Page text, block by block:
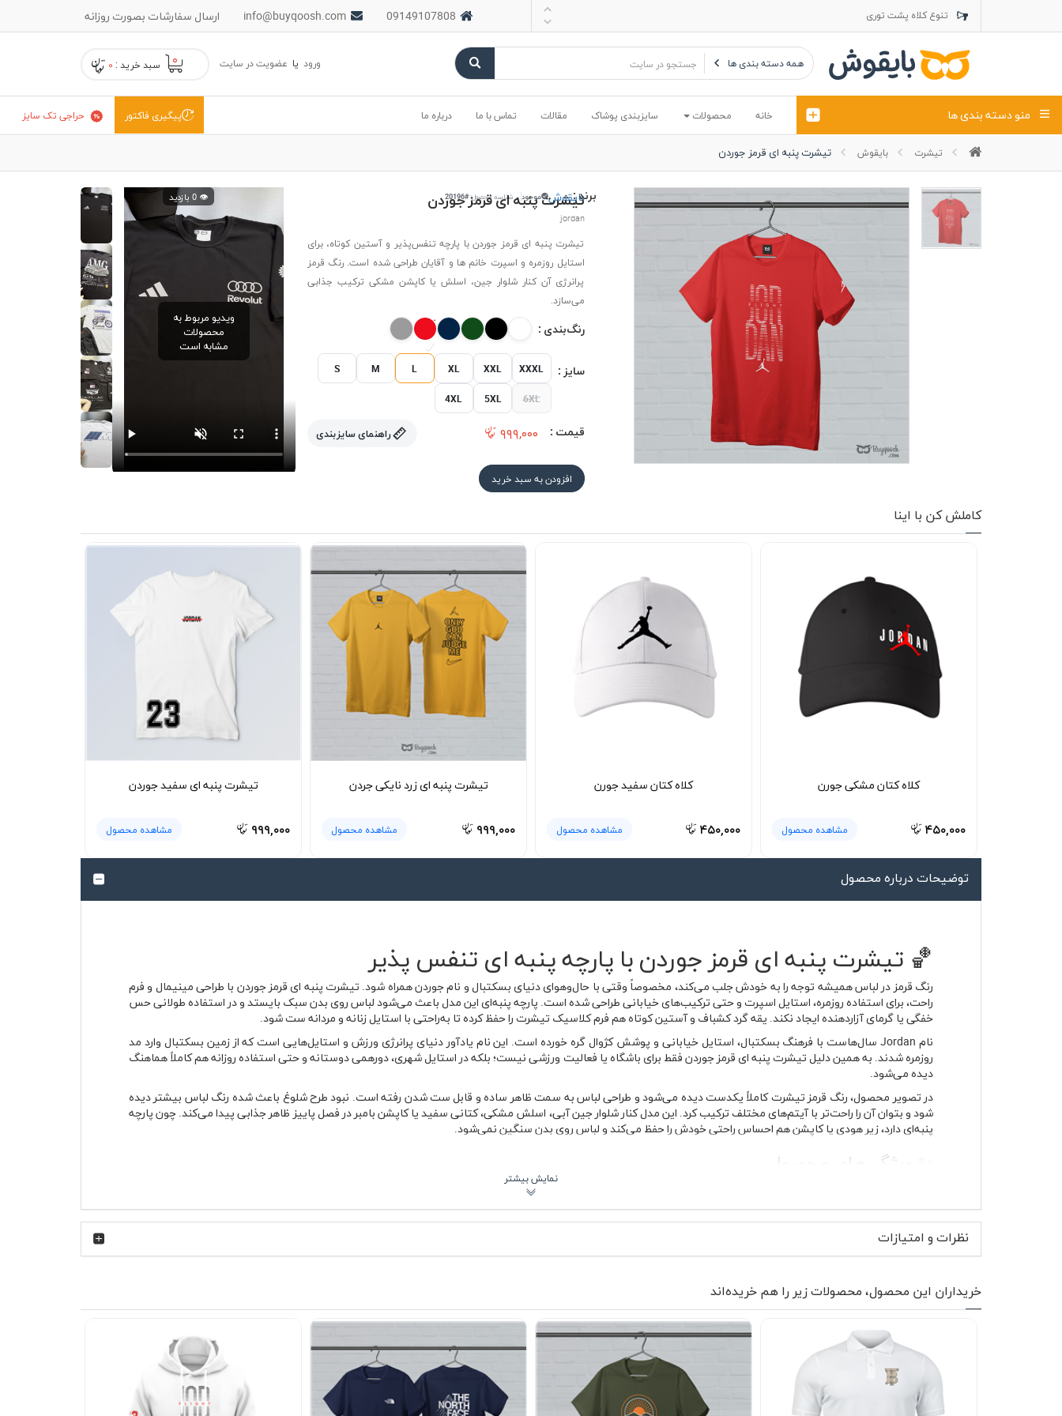
تنوع کلاه پشت توری
تنوع کلاه کتان
تنوع تراول ماک
ارسال سفارشات بصورت روزانه info@buyqoosh.com 09149107808
همه دسته بندی ها ۰ سبد خرید : ۰ ورود یا عضویت در سایت
حراجی تک سایز پیگیری فاکتور خانه محصولات سایزبندی پوشاک مقالات تماس با ما درباره ما منو دسته بندی ها
تیشرت بایقوش تیشرت پنبه ای قرمز جوردن
تیشرت پنبه ای قرمز جوردن
jordan
برند :بایقوش موجود شناسه محصول:#20196
تیشرت پنبه ای قرمز جوردن با پارچه تنفس‌پذیر و آستین کوتاه، برای
استایل روزمره و اسپرت خانم ها و آقایان طراحی شده است. رنگ قرمز
پرانرژی آن کنار شلوار جین، اسلش یا کاپشن مشکی ترکیب جذابی
می‌سازد.
رنگ‌بندی :
سایز : S M L XL XXL XXXL
4XL 5XL 6XL
قیمت : ۹۹۹,۰۰۰ راهنمای سایزبندی
افزودن به سبد خرید
👁️ 0 بازدید
ویدیو مربوط به
محصولات
مشابه است
کاملش کن با اینا
کلاه کتان مشکی جورن
۴۵۰,۰۰۰ مشاهده محصول
کلاه کتان سفید جورن
۴۵۰,۰۰۰ مشاهده محصول
تیشرت پنبه ای زرد نایکی جردن
۹۹۹,۰۰۰ مشاهده محصول
تیشرت پنبه ای سفید جوردن
۹۹۹,۰۰۰ مشاهده محصول
توضیحات درباره محصول
🏀 تیشرت پنبه ای قرمز جوردن با پارچه پنبه ای تنفس پذیر
رنگ قرمز در لباس همیشه توجه را به خودش جلب می‌کند، مخصوصاً وقتی با حال‌وهوای دنیای بسکتبال و نام جوردن همراه شود. تیشرت پنبه ای قرمز جوردن با طراحی مینیمال و فرم
راحت، برای استفاده روزمره، استایل اسپرت و حتی ترکیب‌های خیابانی طراحی شده است. پارچه پنبه‌ای این مدل باعث می‌شود لباس روی بدن سبک بایستد و در استفاده طولانی حس
خفگی یا گرمای آزاردهنده ایجاد نکند. یقه گرد کشباف و آستین کوتاه هم فرم کلاسیک تیشرت را حفظ کرده تا به‌راحتی با استایل زنانه و مردانه ست شود.
نام Jordan سال‌هاست با فرهنگ بسکتبال، استایل خیابانی و پوشش کژوال گره خورده است. این نام یادآور دنیای پرانرژی ورزش و استایل‌هایی است که از زمین بسکتبال وارد مد
روزمره شدند. به همین دلیل تیشرت پنبه ای قرمز جوردن فقط برای باشگاه یا فعالیت ورزشی نیست؛ بلکه در استایل شهری، دورهمی دوستانه و حتی استفاده روزانه هم کاملاً هماهنگ
دیده می‌شود.
در تصویر محصول، رنگ قرمز تیشرت کاملاً یکدست دیده می‌شود و طراحی لباس به سمت ظاهر ساده و قابل ست شدن رفته است. نبود طرح شلوغ باعث شده رنگ لباس بیشتر دیده
شود و بتوان آن را راحت‌تر با آیتم‌های مختلف ترکیب کرد. این مدل کنار شلوار جین آبی، اسلش مشکی، کتانی سفید یا کاپشن بامبر در فصل پاییز ظاهر جذابی پیدا می‌کند. چون پارچه
پنبه‌ای دارد، زیر هودی یا کاپشن هم احساس راحتی خودش را حفظ می‌کند و لباس روی بدن سنگین نمی‌شود.
✨ ویژگی‌های محصول
یقه گرد کشباف با فرم راحت روی گردن
مناسب خانم ها و آقایان و استفاده مشترک
قابل ست شدن با استایل نیمه‌رسمی و خیابانی
تیشرت پنبه ای قرمز جوردن برای کسانی مناسب است که لباس راحت را ترجیح می‌دهند اما همچنان به ظاهر استایل اهمیت می‌دهند. پارچه پنبه‌ای در این مدل جریان هوا را بهتر عبور
می‌دهد و همین موضوع باعث می‌شود در هوای گرم یا استفاده طولانی حس بهتری داشته باشید. یقه کشباف هم بعد از استفاده مداوم فرم خودش را حفظ می‌کند و شل نمی‌شود.
یکی از نکات مهم این مدل، بافت بدون پرز آن است که ظاهر تمیز لباس را در استفاده مکرر حفظ می‌کند.
👕 موارد استفاده و استایل پیشنهادی
نظرات و امتیازات
خریداران این محصول، محصولات زیر را هم خریده‌اند